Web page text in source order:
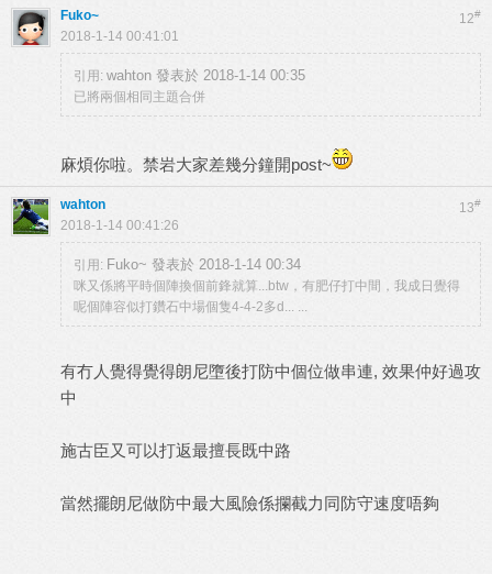
12#
Fuko~
2018-1-14 00:41:01
引用: wahton 發表於 2018-1-14 00:35
已將兩個相同主題合併
麻煩你啦。禁岩大家差幾分鐘開post~
13#
wahton
2018-1-14 00:41:26
引用: Fuko~ 發表於 2018-1-14 00:34
咪又係將平時個陣換個前鋒就算...btw，有肥仔打中間，我成日覺得
呢個陣容似打鑽石中場個隻4-4-2多d... ...
有冇人覺得覺得朗尼墮後打防中個位做串連, 效果仲好過攻
中
施古臣又可以打返最擅長既中路
當然擺朗尼做防中最大風險係攔截力同防守速度唔夠